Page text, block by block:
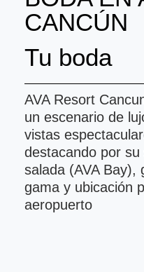
CANCÚN
Tu boda
AVA Resort
un escenario de
vistas
destacando por
salada (AVA Bay),
gama y ubicación
aeropuerto